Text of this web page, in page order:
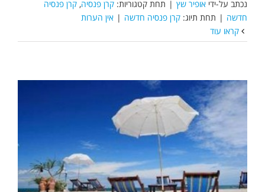
נכתב על-ידי אופיר שץ | תחת קטגוריות: קרן פנסיה, קרן פנסיה
חדשה | תחת תיוג: קרן פנסיה חדשה | אין הערות
קראו עוד